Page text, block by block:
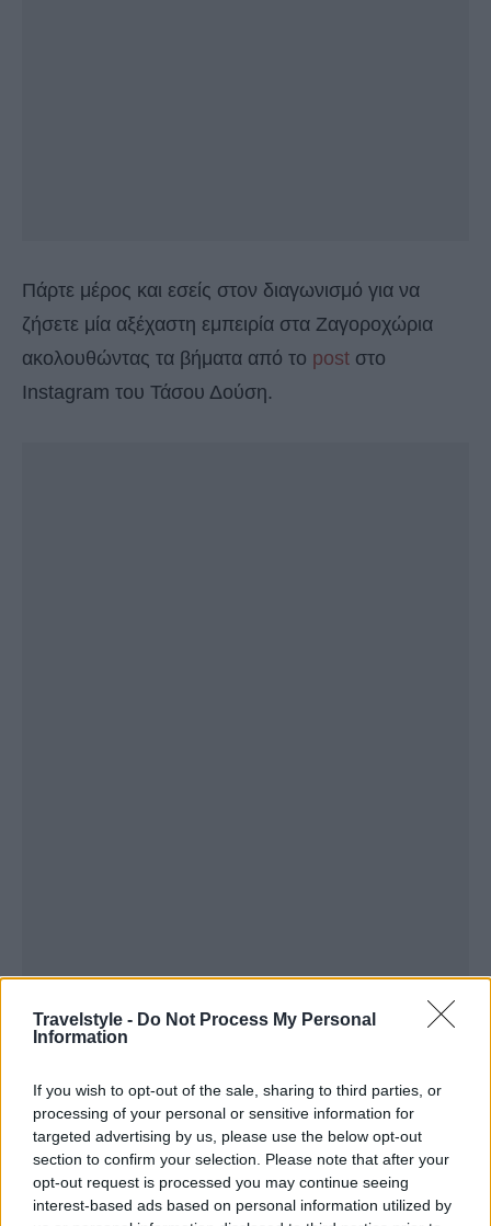
Travelstyle - Do Not Process My Personal
Information
If you wish to opt-out of the sale, sharing to third parties, or
processing of your personal or sensitive information for
targeted advertising by us, please use the below opt-out
section to confirm your selection. Please note that after your
opt-out request is processed you may continue seeing
interest-based ads based on personal information utilized by
Πάρτε μέρος και εσείς στον διαγωνισμό για να
ζήσετε μία αξέχαστη εμπειρία στα Ζαγοροχώρια
ακολουθώντας τα βήματα από το post στο
Instagram του Τάσου Δούση.